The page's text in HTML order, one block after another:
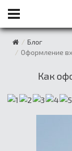
Блог
Оформление
Как